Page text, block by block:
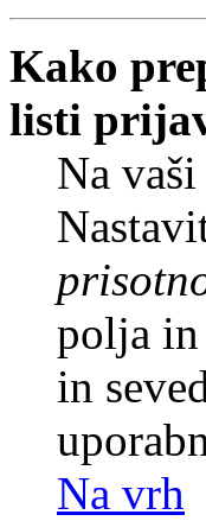
Kako
listi
Na
polja in
in
Na vrh